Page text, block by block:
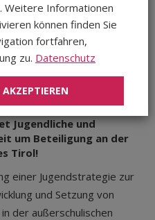
Tirol
| Teilen
Jugendliche und
um Beteiligung an der
Tirol!
einer Jugendstrategie zur
und Setzung von
der außerschulischen
Weitere Informationen
können finden Sie
fortfahren,
zu. Datenschutz